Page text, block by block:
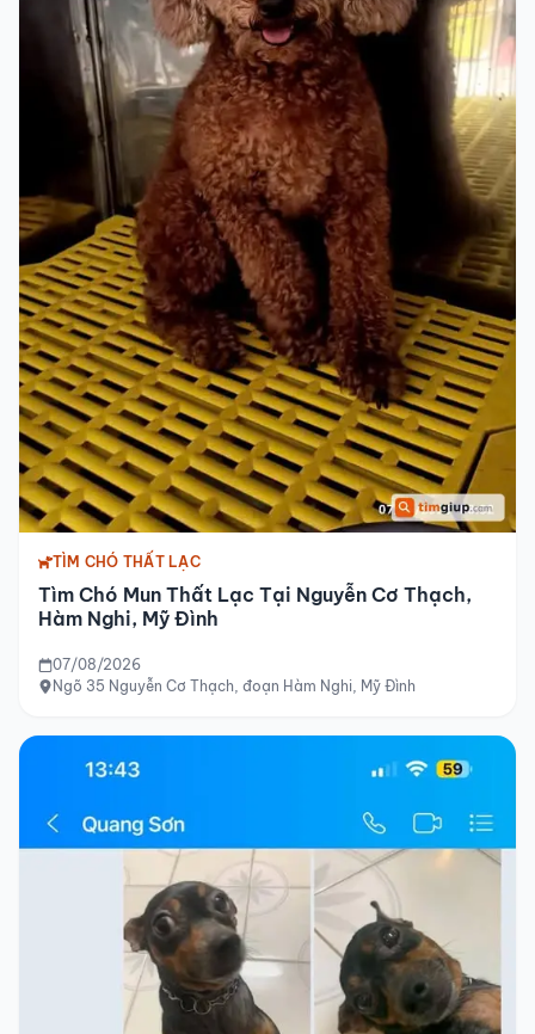
TÌM CHÓ THẤT LẠC
Tìm Chó Mun Thất Lạc Tại Nguyễn Cơ Thạch,
Hàm Nghi, Mỹ Đình
07/08/2026
Ngõ 35 Nguyễn Cơ Thạch, đoạn Hàm Nghi, Mỹ Đình